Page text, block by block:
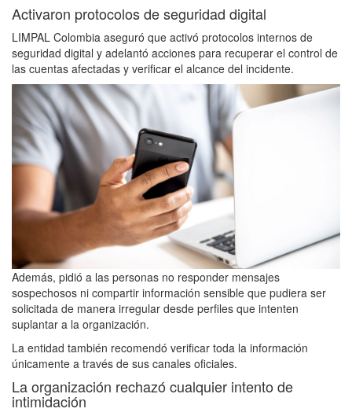
Activaron protocolos de seguridad digital
LIMPAL Colombia aseguró que activó protocolos internos de
seguridad digital y adelantó acciones para recuperar el control de
las cuentas afectadas y verificar el alcance del incidente.
Además, pidió a las personas no responder mensajes
sospechosos ni compartir información sensible que pudiera ser
solicitada de manera irregular desde perfiles que intenten
suplantar a la organización.
La entidad también recomendó verificar toda la información
únicamente a través de sus canales oficiales.
La organización rechazó cualquier intento de
intimidación